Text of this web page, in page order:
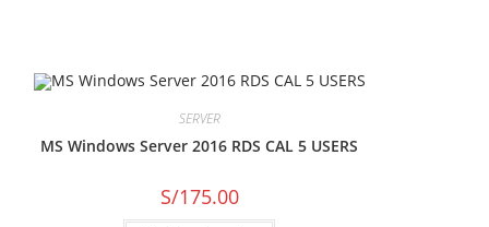
SERVER
MS Windows Server 2016 RDS CAL 5 USERS
S/175.00